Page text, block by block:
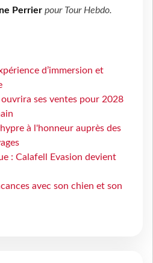
Perrier pour Tour Hebdo.
d’immersion et
ses ventes pour 2028
à l'honneur auprès des
: Calafell Evasion devient
avec son chien et son